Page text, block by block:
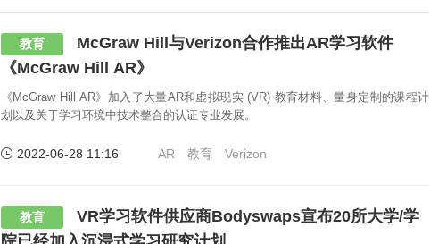
教育
McGraw Hill与Verizon合作推出AR学习软件
《McGraw Hill AR》
《McGraw Hill AR》加入了大量AR和虚拟现实 (VR) 教育材料、量身定制的课程计
划以及关于学习环境中技术整合的认证专业发展。
2022-06-28 11:16 AR 教育 Verizon
教育
VR学习软件供应商Bodyswaps宣布20所大学/学